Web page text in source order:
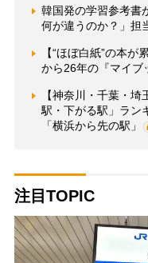
韓国発の学習参考書
何が違うのか？」担
【“ほぼ白紙”の本
から26年の『マイブ
【神奈川・千葉・
駅・下がる駅」ラン
「横浜から先の駅」
注目TOPIC